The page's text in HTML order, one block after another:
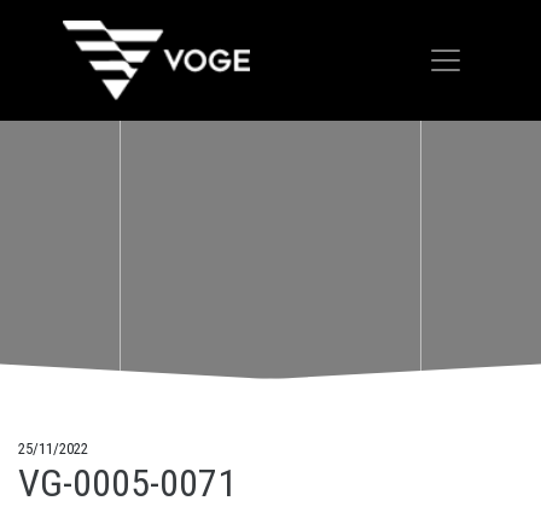
25/11/2022
VG-0005-0071